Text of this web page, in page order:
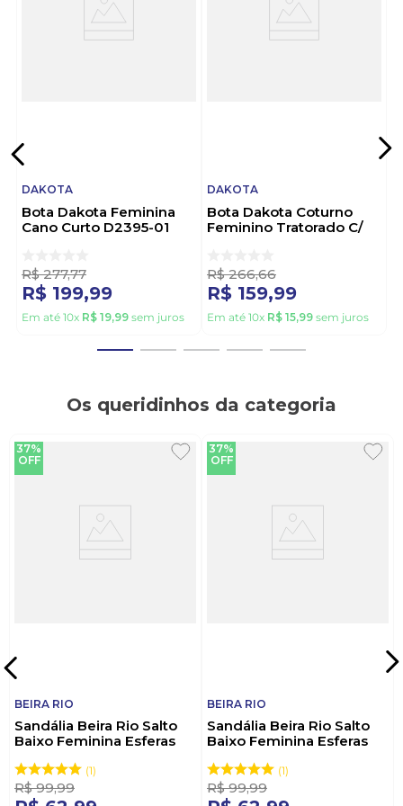
cada passo, viva o melhor do seu caminho!
DAKOTA
Bota Dakota Feminina
Cano Curto D2395-01
R$ 277,77
R$ 199,99
Em até 10x R$ 19,99 sem juros
DAKOTA
Bota Dakota Coturno
Feminino Tratorado C/
R$ 266,66
R$ 159,99
Em até 10x R$ 15,99 sem juros
Os queridinhos da categoria
37%
OFF
BEIRA RIO
Sandália Beira Rio Salto
Baixo Feminina Esferas
Marrom
1
R$ 99,99
37%
OFF
BEIRA RIO
Sandália Beira Rio Salto
Baixo Feminina Esferas
1
R$ 99,99